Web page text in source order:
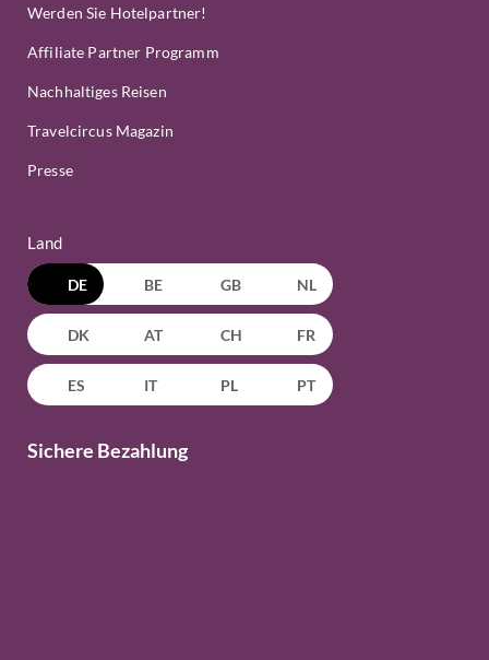
Werden Sie Hotelpartner!
Affiliate Partner Programm
Nachhaltiges Reisen
Travelcircus Magazin
Presse
Land
DE BE GB NL
DK AT CH FR
ES IT PL PT
Sichere Bezahlung